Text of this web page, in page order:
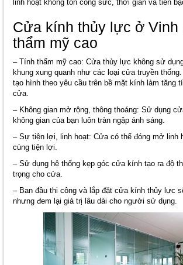
linh hoạt không tốn công sức, thời gian và tiền
Cửa kính thủy lực ở Vinh
thẩm mỹ cao
– Tính thẩm mỹ cao: Cửa thủy lực không sử
khung xung quanh như các loại cửa truyền
tạo hình theo yêu cầu trên bề mặt kính làm tăng
cửa.
– Không gian mở rộng, thông thoáng: Sử dụng
không gian của bạn luôn tràn ngập ánh sáng.
– Sự tiện lợi, linh hoạt: Cửa có thể đóng mở linh
cùng tiện lợi.
– Sử dụng hệ thống kẹp góc cửa kính tạo ra độ
trọng cho cửa.
– Ban đầu thi công và lắp đặt cửa kính thủy lực
nhưng đem lại giá trị lâu dài cho người sử dụng.